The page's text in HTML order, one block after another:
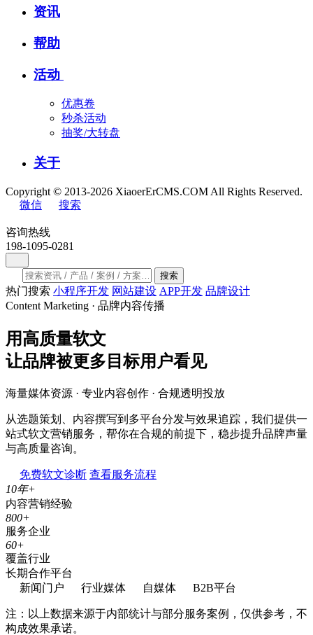
资讯
帮助
活动
优惠卷
秒杀活动
抽奖/大转盘
关于
Copyright © 2013-2026 XiaoerErCMS.COM All Rights Reserved.
微信
搜索
咨询热线
198-1095-0281
搜索
热门搜索 小程序开发 网站建设 APP开发 品牌设计
Content Marketing · 品牌内容传播
用高质量软文
让品牌被更多 目标用户看见
海量媒体资源 · 专业内容创作 · 合规透明投放
从选题策划、内容撰写到多平台分发与效果追踪，我们提供一
站式软文营销服务，帮你在合规的前提下，稳步提升品牌声量
与高质量咨询。
免费软文诊断 查看服务流程
10年+
内容营销经验
800+
服务企业
60+
覆盖行业
长期合作平台
新闻门户
行业媒体 自媒体 B2B平台
注：以上数据来源于内部统计与部分服务案例，仅供参考，不
构成效果承诺。